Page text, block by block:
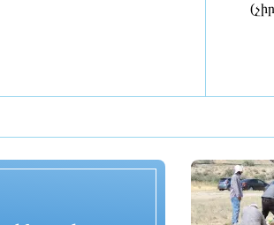
ՀՀ ԱԱԾ սահմանապահ զորքերի
13 ժամ առաջ